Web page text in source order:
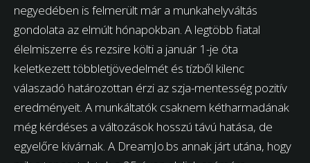
negyedében is felmerült már a munkahelyváltás
gondolata az elmúlt hónapokban. A legtöbb fiatal
élelmiszerre és rezsire költi a január 1-je óta
keletkezett többletjövedelmét és tízből kilenc
válaszadó határozottan érzi az szja-mentesség pozitív
eredményeit. A munkáltatók csaknem kétharmadának
még kérdéses a változások hosszú távú hatása, de
egyelőre kivárnak. A DreamJo.bs annak járt utána, hogy